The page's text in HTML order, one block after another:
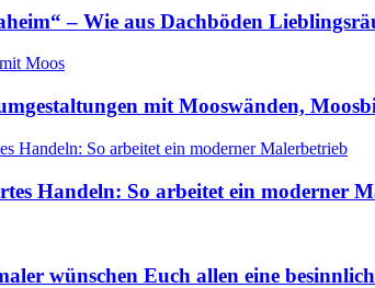
– Wie aus Dachböden
mit Mooswänden,
Handeln: So arbeitet ein moderner
wünschen Euch allen eine